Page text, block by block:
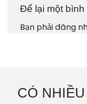
Để lại một bình
Bạn phảiđăng
CÓ